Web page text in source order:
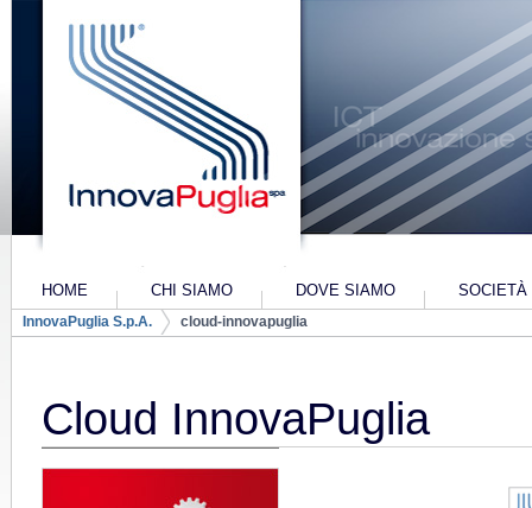
Navigazione
HOME
CHI SIAMO
PIANO INDUSTRIALE 2022-2024
DOVE SIAMO
SOCIETÀ
Breadcrumb
InnovaPuglia S.p.A. cloud-innovapuglia
Cloud InnovaPuglia